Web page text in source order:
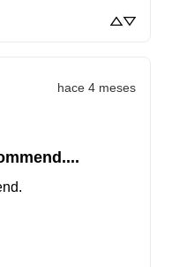
hace 4 meses